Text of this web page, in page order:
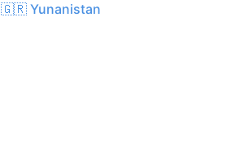
🇬🇷 Yunanistan